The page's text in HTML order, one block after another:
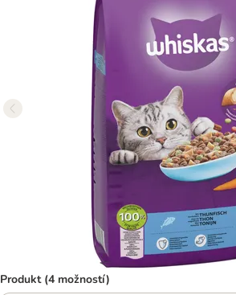
Produkt (4 možností)